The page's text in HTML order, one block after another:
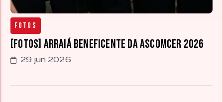
Fotos
[FOTOS] Arraiá Beneficente da Ascomcer 2026
29 jun 2026